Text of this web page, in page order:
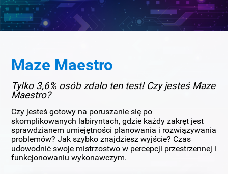
Maze Maestro
Tylko 3,6% osób zdało ten test! Czy jesteś Maze
Maestro?
Czy jesteś gotowy na poruszanie się po
skomplikowanych labiryntach, gdzie każdy zakręt jest
sprawdzianem umiejętności planowania i rozwiązywania
problemów? Jak szybko znajdziesz wyjście? Czas
udowodnić swoje mistrzostwo w percepcji przestrzennej i
funkcjonowaniu wykonawczym.